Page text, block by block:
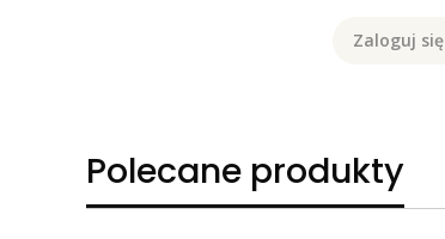
Zaloguj się
Polecane produkty